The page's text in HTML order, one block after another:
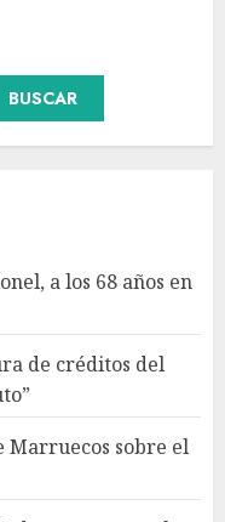
BUSCAR
a los 68 años en
de créditos del
Marruecos sobre el
soberanía
sobre el Sáhara
Pony’ con fusil
arsenal en
se presenta
The Sacrifice Tour’